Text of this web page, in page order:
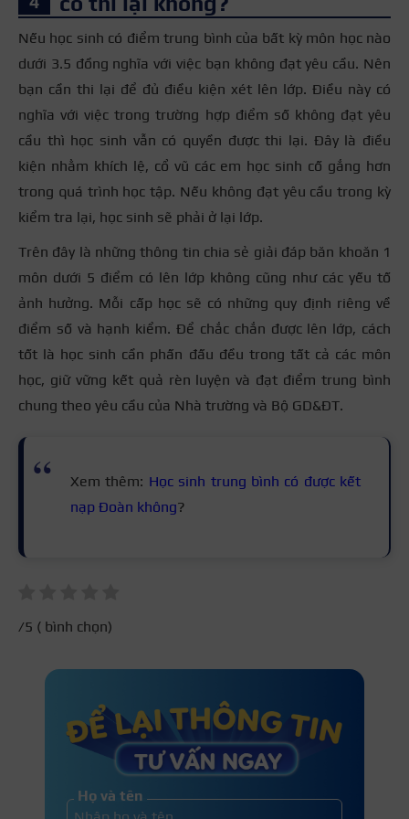
Nếu học sinh có điểm trung bình của bất kỳ môn học nào
dưới 3.5 đồng nghĩa với việc bạn không đạt yêu cầu. Nên
bạn cần thi lại để đủ điều kiện xét lên lớp. Điều này có
nghĩa với việc trong trường hợp điểm số không đạt yêu
cầu thì học sinh vẫn có quyền được thi lại. Đây là điều
kiện nhằm khích lệ, cổ vũ các em học sinh cố gắng hơn
trong quá trình học tập. Nếu không đạt yêu cầu trong kỳ
kiểm tra lại, học sinh sẽ phải ở lại lớp.
Trên đây là những thông tin chia sẻ giải đáp băn khoăn 1
môn dưới 5 điểm có lên lớp không cũng như các yếu tố
ảnh hưởng. Mỗi cấp học sẽ có những quy định riêng về
điểm số và hạnh kiểm. Để chắc chắn được lên lớp, cách
tốt là học sinh cần phấn đấu đều trong tất cả các môn
học, giữ vững kết quả rèn luyện và đạt điểm trung bình
chung theo yêu cầu của Nhà trường và Bộ GD&ĐT.
Xem thêm: Học sinh trung bình có được kết
nạp Đoàn không?
/5 ( bình chọn)
Họ và tên